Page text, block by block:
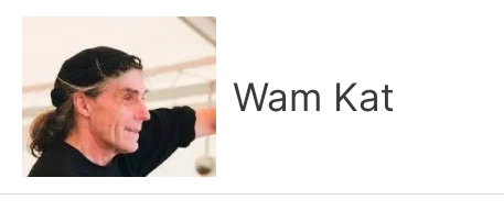
Zum
springen
Wam Kat